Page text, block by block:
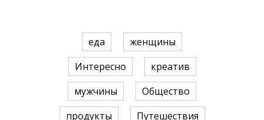
еда
женщины
Интересно
креатив
мужчины
Общество
продукты
Путешествия